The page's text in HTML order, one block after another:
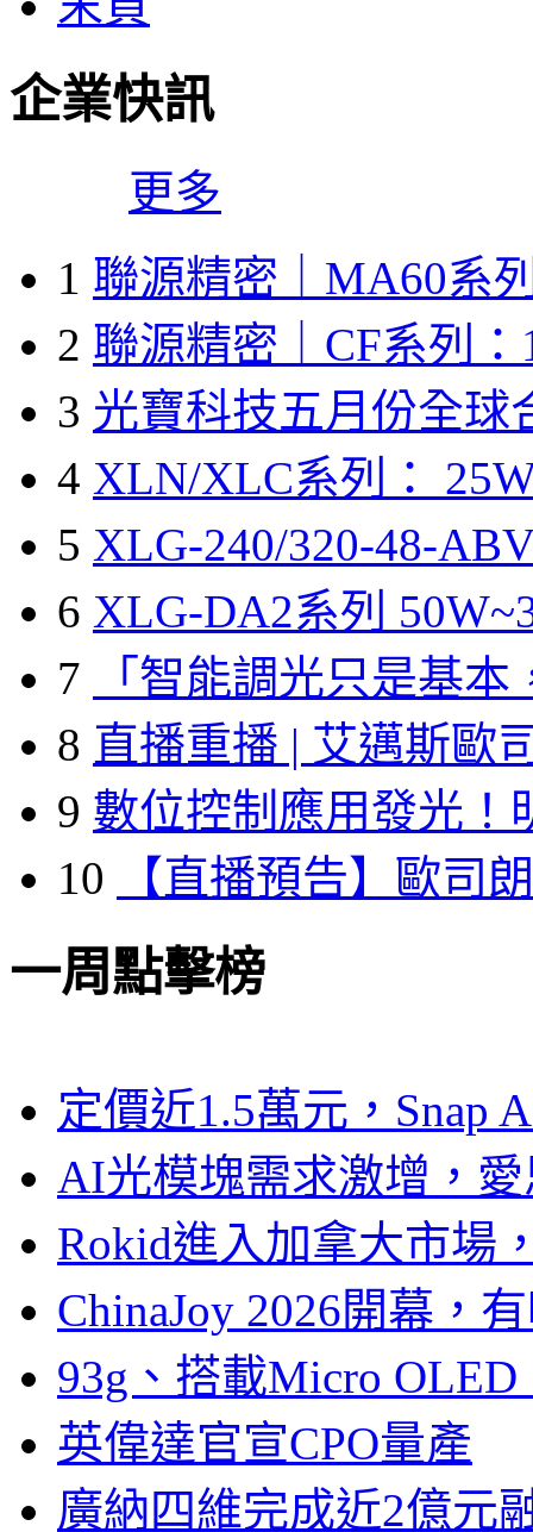
企業快訊
更多
1 聯源精密｜MA60系
2 聯源精密｜CF系列：
3 光寶科技五月份全球
4 XLN/XLC系列：
5 XLG-240/320-48-
6 XLG-DA2系列
7
「智能調光只是基本
8 直播重播 | 艾邁斯歐
9 數位控制應用發光！
10
【直播預告】歐司
一周點擊榜
定價近1.5萬元，Snap
AI光模塊需求激增，
Rokid進入加拿大市場
ChinaJoy 2026開幕，
93g、搭載Micro
英偉達官宣CPO量產
廣納四維完成近2億元